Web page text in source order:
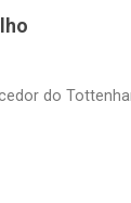
do